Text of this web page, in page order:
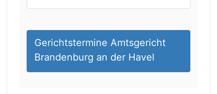
Gerichtstermine Amtsgericht
Brandenburg an der Havel